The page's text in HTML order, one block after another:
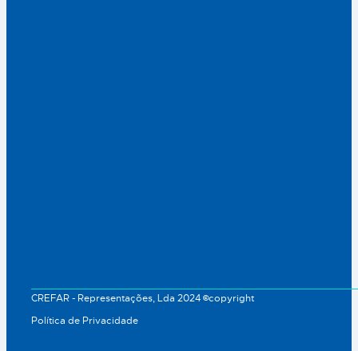
CREFAR - Representações, Lda 2024 ©copyright
Política de Privacidade